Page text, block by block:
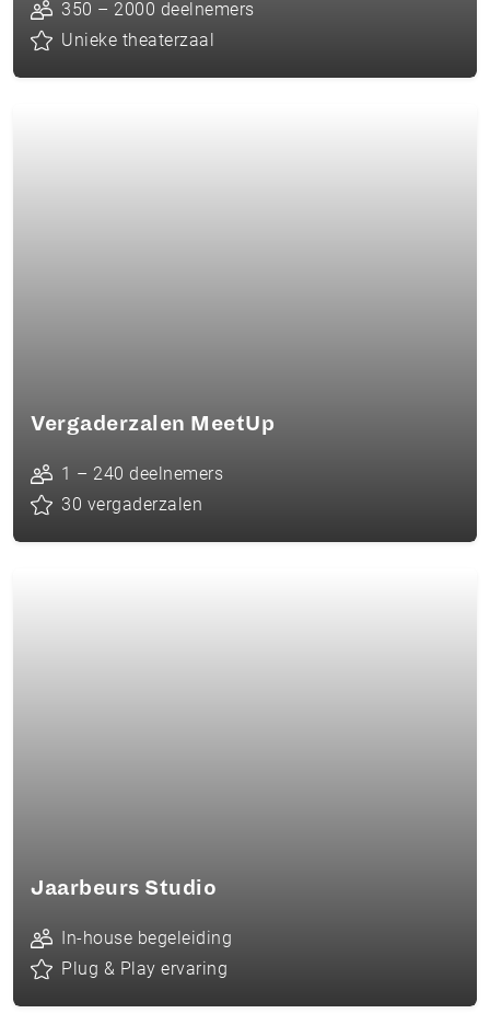
350 – 2000 deelnemers
Unieke theaterzaal
Vergaderzalen MeetUp
1 – 240 deelnemers
30 vergaderzalen
Jaarbeurs Studio
In-house begeleiding
Plug & Play ervaring